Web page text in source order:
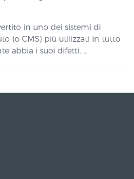
in uno dei sistemi di
(o CMS) più utilizzati in tutto
abbia i suoi difetti, ...